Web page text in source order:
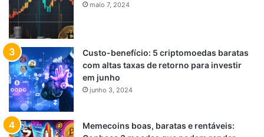
maio 7, 2024
Custo-benefício: 5 criptomoedas baratas
com altas taxas de retorno para investir
em junho
junho 3, 2024
Memecoins boas, baratas e rentáveis: